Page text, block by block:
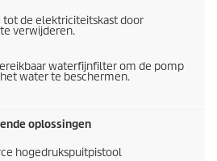
tot de elektriciteitskast door
verwijderen.
waterfijnfilter om de pomp
water te beschermen.
oplossingen
hogedrukspuitpistool